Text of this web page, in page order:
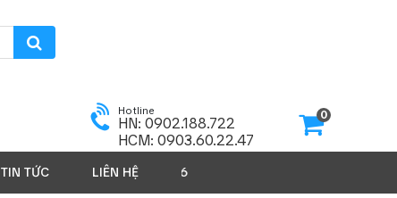
Hotline
HN: 0902.188.722
HCM: 0903.60.22.47
0
TIN TỨC LIÊN HỆ